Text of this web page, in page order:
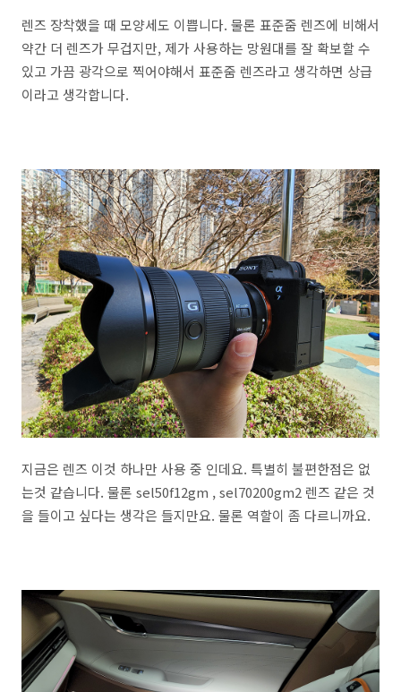
렌즈 장착했을 때 모양세도 이쁩니다. 물론 표준줌 렌즈에 비해서
약간 더 렌즈가 무겁지만, 제가 사용하는 망원대를 잘 확보할 수
있고 가끔 광각으로 찍어야해서 표준줌 렌즈라고 생각하면 상급
이라고 생각합니다.
지금은 렌즈 이것 하나만 사용 중 인데요. 특별히 불편한점은 없
는것 같습니다. 물론 sel50f12gm , sel70200gm2 렌즈 같은 것
을 들이고 싶다는 생각은 들지만요. 물론 역할이 좀 다르니까요.